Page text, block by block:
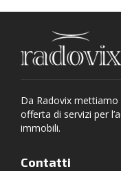
Da Radovix
offerta di servizi per
immobili.
Contatti